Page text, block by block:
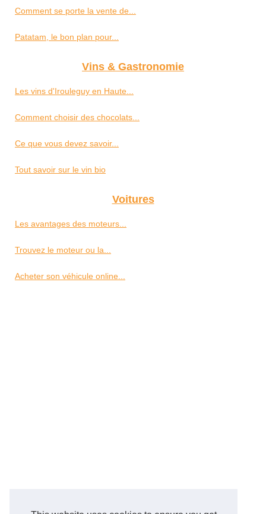
Comment se porte la vente de...
Patatam, le bon plan pour...
Vins & Gastronomie
Les vins d'Irouleguy en Haute...
Comment choisir des chocolats...
Ce que vous devez savoir...
Tout savoir sur le vin bio
Voitures
Les avantages des moteurs...
Trouvez le moteur ou la...
Acheter son véhicule online...